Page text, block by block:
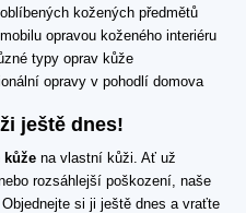
kožených předmětů
opravou koženého interiéru
typy oprav kůže
opravy v pohodlí domova
ještě dnes!
kůže na vlastní kůži. Ať už
rozsáhlejší poškození, naše
si ji ještě dnes a vraťte